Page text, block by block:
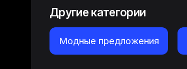
Другие категории
Модные предложения